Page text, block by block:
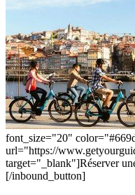
font_size="20"
url="https://
target="_blank"]Réserver
[/inbound_button]